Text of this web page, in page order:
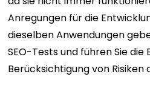
Anregungen für die
dieselben Anwendungen
SEO-Tests und führen Sie die
Berücksichtigung von Risiken